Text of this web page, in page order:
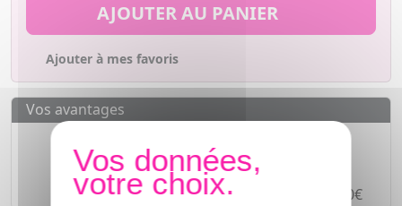
AJOUTER AU PANIER
Ajouter à mes favoris
Vos avantages
Paiement en ligne SÉCURISÉ
Paiement en 4 fois sans frais à partir de 30€